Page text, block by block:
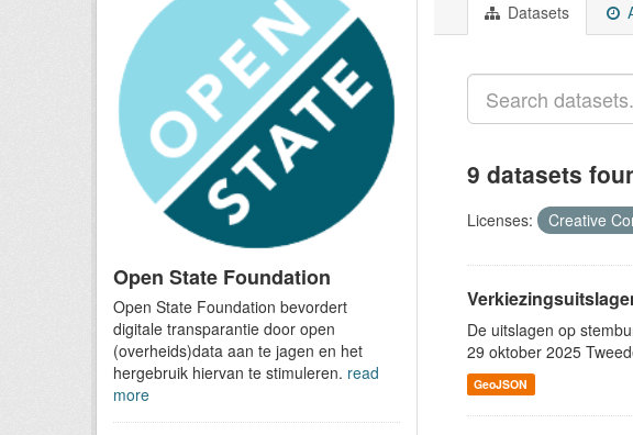
Open State Foundation
Open State Foundation bevordert
digitale transparantie door open
(overheids)data aan te jagen en het
hergebruik hiervan te stimuleren. read
more
Datasets
9 datasets
Licenses: Creative
De uitslagen op
29 oktober 2025
GeoJSON